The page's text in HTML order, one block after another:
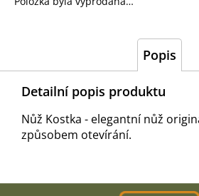
Popis
Detailní popis produktu
Nůž Kostka - elegantní nůž
způsobem otevírání.
Z